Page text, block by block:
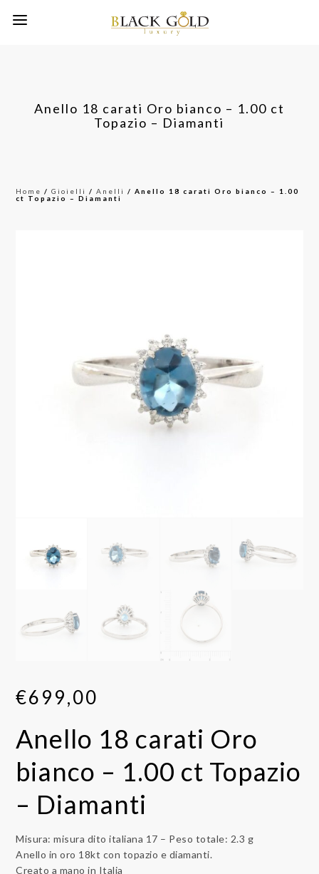
Anello 18 carati Oro bianco – 1.00 ct
Topazio – Diamanti
Home /Gioielli /Anelli / Anello 18 carati Oro bianco – 1.00
ct Topazio – Diamanti
€699,00
Anello 18 carati Oro
bianco – 1.00 ct Topazio
– Diamanti
Misura: misura dito italiana 17 – Peso totale: 2.3 g
Anello in oro 18kt con topazio e diamanti.
Creato a mano in Italia